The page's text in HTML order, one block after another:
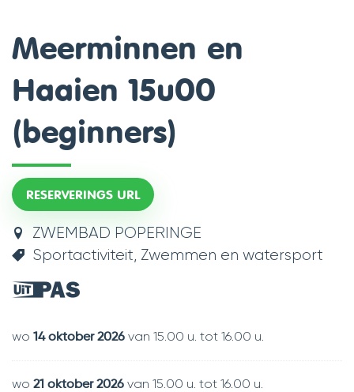
Meerminnen en
Haaien 15u00
(beginners)
RESERVERINGS URL
ZWEMBAD POPERINGE
Sportactiviteit Zwemmen en watersport
Dit
een
activiteit.
wo 14 oktober 2026 van 15.00 u. tot 16.00 u.
wo 21 oktober 2026 van 15.00 u. tot 16.00 u.